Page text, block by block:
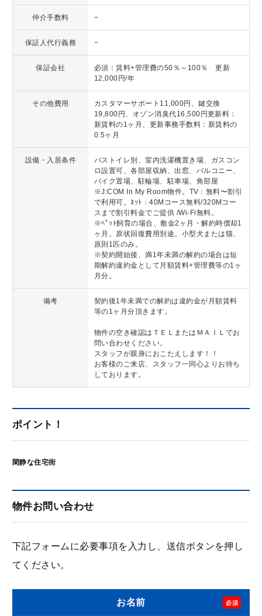
仲介手数料 −
保証人代行義務 −
保証会社
必須：賃料+管理費の50％～100％ 更新
12,000円/年
その他費用
カスタマーサポート11,000円、鍵交換
19,800円、オゾン消臭代16,500円更新料：
新賃料の1ヶ月、更新事務手数料：新賃料の
0.5ヶ月
設備・入居条件
バストイレ別、室内洗濯機置き場、ガスコン
ロ設置可、各部屋収納、出窓、バルコニー、
バイク置場、駐輪場、駐車場、角部屋
※J:COM In My Room物件。TV：無料〜割引
で利用可。ﾈｯﾄ：40Mコース無料/320Mコー
スまで割引料金でご提供 /Wi-Fi無料。
※ﾍﾟｯﾄ飼育の場合、敷金2ヶ月・解約時償却1
ヶ月。原状回復費用別途。小型犬または猫、
原則1匹のみ。
※契約開始後、満1年未満の解約の場合は短
期解約違約金として月額賃料+管理費等の1ヶ
月分。
備考
契約後1年未満での解約は違約金が月額賃料
等の1ヶ月分頂きます。
物件の空き確認はＴＥＬまたはＭＡＩＬでお
問い合わせください。
スタッフが親身におこたえします！！
お客様のご来店、スタッフ一同心よりお待ち
しております。
ポイント！
閑静な住宅街
物件お問い合わせ
下記フォームに必要事項を入力し、送信ボタンを押し
てください。
お名前 必須